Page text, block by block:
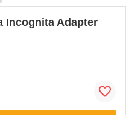
Incognita Adapter